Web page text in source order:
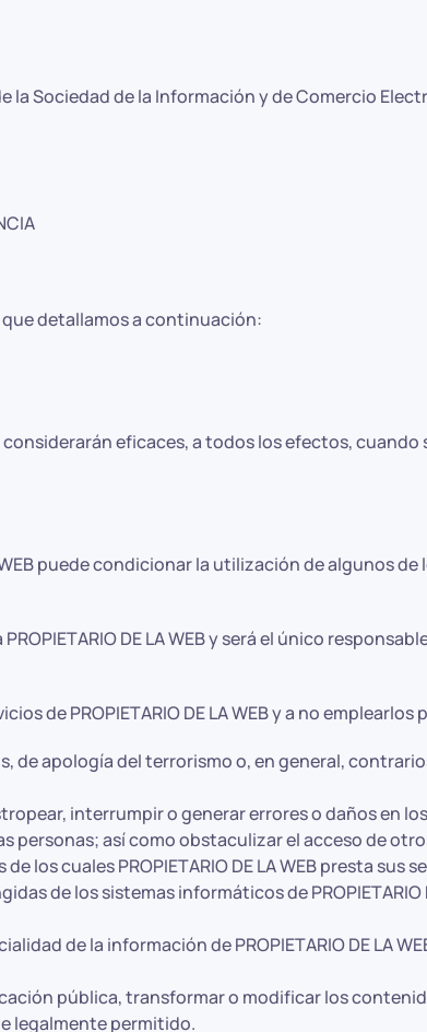
la Sociedad de la Información y de Comercio
detallamos a continuación:
eficaces, a todos los efectos, cuando
puede condicionar la utilización de algunos de
DE LA WEB y será el único
de PROPIETARIO DE LA WEB y a no emplearlos
apología del terrorismo o, en general,
interrumpir o generar errores o daños en
personas; así como obstaculizar el acceso de
cuales PROPIETARIO DE LA WEB presta sus
de los sistemas informáticos de PROPIETARIO
de la información de PROPIETARIO DE LA
pública, transformar o modificar los
legalmente permitido.